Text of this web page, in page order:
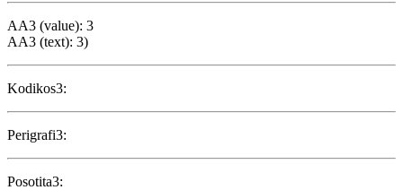
AA3 (value): 3
AA3 (text): 3)
Kodikos3:
Perigrafi3:
Posotita3: